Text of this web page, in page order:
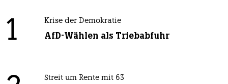
1 Krise der Demokratie
AfD-Wählen als Triebabfuhr
Streit um Rente mit 63